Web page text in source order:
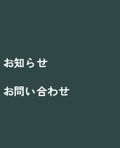
お知らせ
お問い合わせ